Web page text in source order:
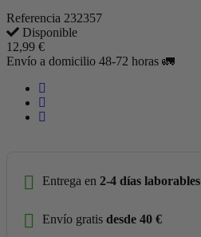
Referencia 232357
Disponible
12,99 €
Envío a domicilio 48-72 horas 🚛
Entrega en 2-4 días laborables
Envío gratis desde 40 €